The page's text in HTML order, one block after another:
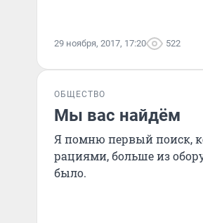
29 ноября, 2017, 17:20 522
ОБЩЕСТВО
Мы вас найдём
Я помню первый поиск,
рациями, больше из
было.